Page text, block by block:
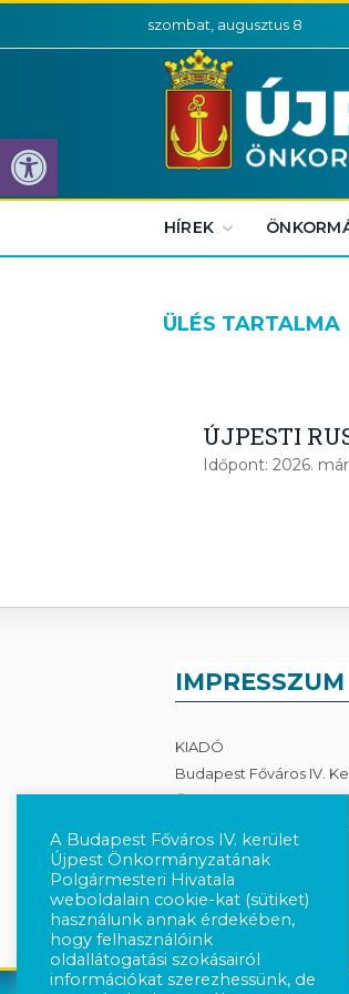
Eszköztár
szombat, augusztus 8
HÍREK
ÜLÉS TARTALMA
ÚJPESTI
Időpont: 2026.
IMPRESSZUM
KIADÓ
Budapest Főváros IV.
Önkormányzata
1041 Budapest, István út
Adatkezelés
A Budapest Főváros IV. kerület
Újpest Önkormányzatának
Polgármesteri Hivatala
weboldalain cookie-kat (sütiket)
használunk annak érdekében,
hogy felhasználóink
oldallátogatási szokásairól
információkat szerezhessünk, de